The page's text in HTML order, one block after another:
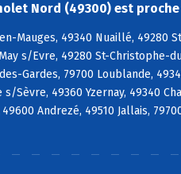
Nord (49300) est proche
Mauges, 49340 Nuaillé, 49280
s/Evre, 49280 St-
Gardes, 79700 Loublande,
s/Sèvre, 49360 Yzernay, 49340
Andrezé, 49510 Jallais,